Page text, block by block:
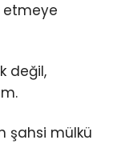
etmeye
değil,
şahsi mülkü